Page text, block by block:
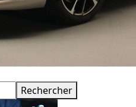
Rechercher